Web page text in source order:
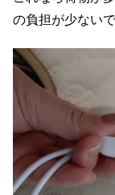
の負担が少ない